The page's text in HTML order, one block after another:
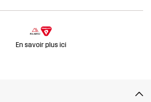
En savoir plus ici